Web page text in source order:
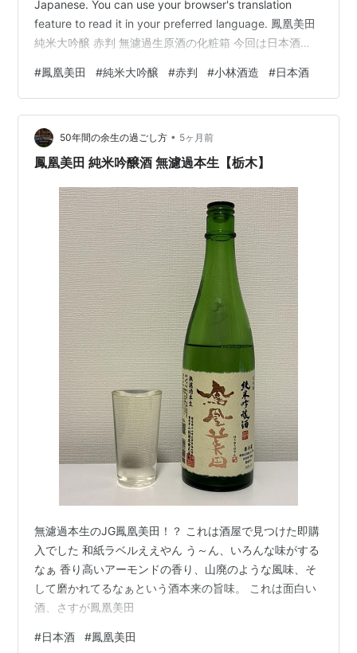
Japanese. You can use your browser's translation
feature to read it in your preferred language. 鳳凰美田
純米大吟醸 赤判 無濾過生原酒の化粧箱 今回は日本酒
Junmai Daiginjo Akaban Muroka Nama Genshu）」の
レビュー記事です 個人的な評価 香…
#鳳凰美田 #純米大吟醸 #赤判 #小林酒造 #日本酒
50年間の余生の過ごし方 • 5ヶ月前
鳳凰美田 純米吟醸酒 無濾過本生【栃木】
無濾過本生のJG鳳凰美田！？ これは酒屋で見つけた即購
入でした 和紙ラベルええやん う～ん、いろんな味がする
なぁ 香り高いアーモンドの香り、山廃のような風味、そ
して磨かれてるなぁという酒本来の旨味。 これは面白い
酒、さすが鳳凰美田
#日本酒 #鳳凰美田